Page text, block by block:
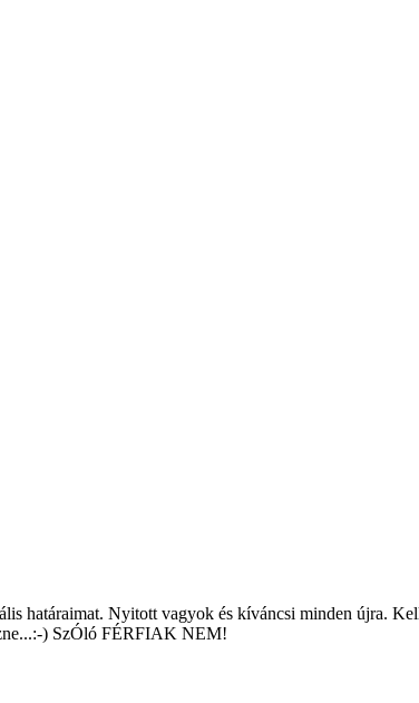
határaimat. Nyitott vagyok és kíváncsi minden újra.
) SzÓló FÉRFIAK NEM!